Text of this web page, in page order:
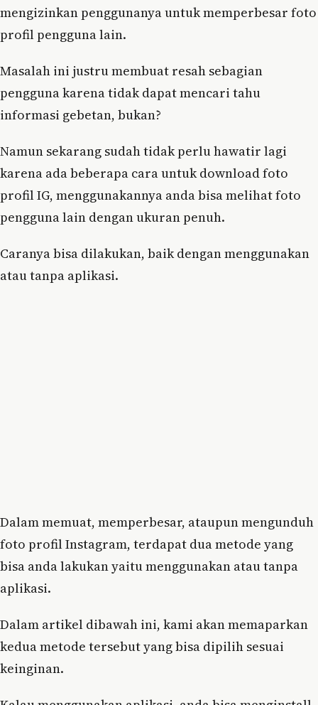
mengizinkan penggunanya untuk memperbesar foto
profil pengguna lain.
Masalah ini justru membuat resah sebagian
pengguna karena tidak dapat mencari tahu
informasi gebetan, bukan?
Namun sekarang sudah tidak perlu hawatir lagi
karena ada beberapa cara untuk download foto
profil IG, menggunakannya anda bisa melihat foto
pengguna lain dengan ukuran penuh.
Caranya bisa dilakukan, baik dengan menggunakan
atau tanpa aplikasi.
Dalam memuat, memperbesar, ataupun mengunduh
foto profil Instagram, terdapat dua metode yang
bisa anda lakukan yaitu menggunakan atau tanpa
aplikasi.
Dalam artikel dibawah ini, kami akan memaparkan
kedua metode tersebut yang bisa dipilih sesuai
keinginan.